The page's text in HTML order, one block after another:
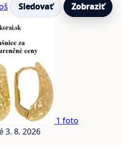
Sledovať Zobraziť
1 foto
3. 8. 2026